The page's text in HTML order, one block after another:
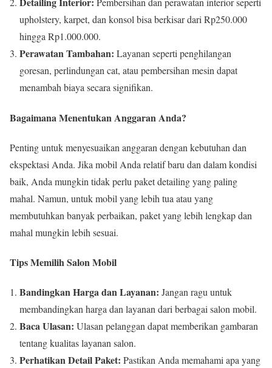
upholstery, karpet, dan konsol bisa berkisar dari Rp250.000
hingga Rp1.000.000.
Perawatan Tambahan: Layanan seperti penghilangan
goresan, perlindungan cat, atau pembersihan mesin dapat
menambah biaya secara signifikan.
Bagaimana Menentukan Anggaran Anda?
Penting untuk menyesuaikan anggaran dengan kebutuhan dan
ekspektasi Anda. Jika mobil Anda relatif baru dan dalam kondisi
baik, Anda mungkin tidak perlu paket detailing yang paling
mahal. Namun, untuk mobil yang lebih tua atau yang
membutuhkan banyak perbaikan, paket yang lebih lengkap dan
mahal mungkin lebih sesuai.
Tips Memilih Salon Mobil
Bandingkan Harga dan Layanan: Jangan ragu untuk
membandingkan harga dan layanan dari berbagai salon mobil.
Baca Ulasan: Ulasan pelanggan dapat memberikan gambaran
tentang kualitas layanan salon.
Perhatikan Detail Paket: Pastikan Anda memahami apa yang